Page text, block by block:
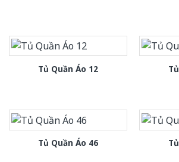
Tủ Quần Áo 12
Tủ Quần Áo 46